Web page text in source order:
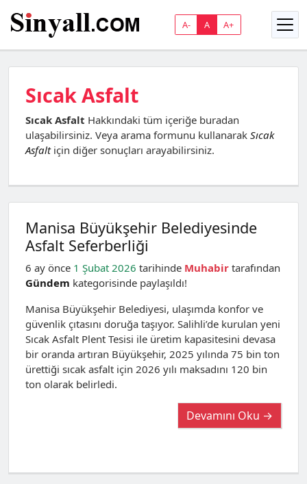
A- A A+
Sıcak Asfalt
Sıcak Asfalt Hakkındaki tüm içeriğe buradan
ulaşabilirsiniz. Veya arama formunu kullanarak Sıcak
Asfaltiçin diğer sonuçları arayabilirsiniz.
Manisa Büyükşehir Belediyesinde
Asfalt Seferberliği
6 ay önce 1 Şubat 2026 tarihinde Muhabir tarafından
Gündem kategorisinde paylaşıldı!
Manisa Büyükşehir Belediyesi, ulaşımda konfor ve
güvenlik çıtasını doruğa taşıyor. Salihli’de kurulan yeni
Sıcak Asfalt Plent Tesisi ile üretim kapasitesini devasa
bir oranda artıran Büyükşehir, 2025 yılında 75 bin ton
ürettiği sıcak asfalt için 2026 yılı maksadını 120 bin
ton olarak belirledi.
Devamını Oku →